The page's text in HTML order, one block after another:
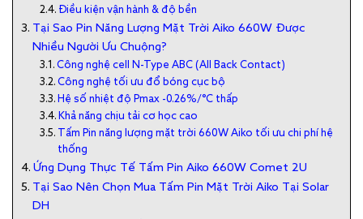
Điều kiện vận hành & độ bền
Tại Sao Pin Năng Lượng Mặt Trời Aiko 660W Được
Nhiều Người Ưu Chuộng?
Công nghệ cell N-Type ABC (All Back Contact)
Công nghệ tối ưu đổ bóng cục bộ
Hệ số nhiệt độ Pmax -0.26%/°C thấp
Khả năng chịu tải cơ học cao
Tấm Pin năng lượng mặt trời 660W Aiko tối ưu chi phí hệ
thống
Ứng Dụng Thực Tế Tấm Pin Aiko 660W Comet 2U
Tại Sao Nên Chọn Mua Tấm Pin Mặt Trời Aiko Tại Solar
DH